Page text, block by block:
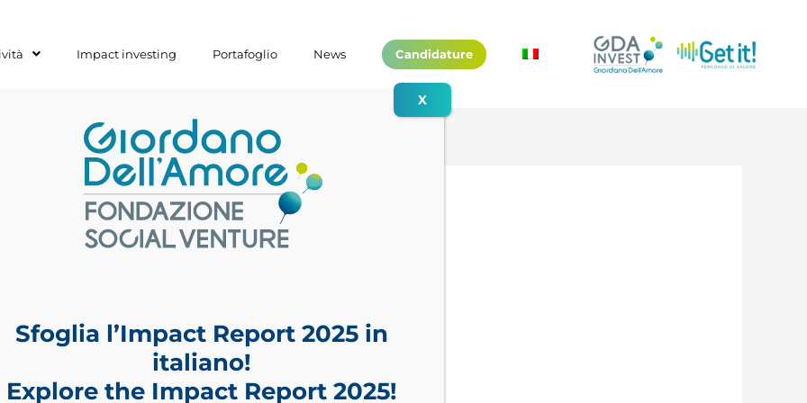
Impact investing Portafoglio News Candidature
Sfoglia l’Impact Report 2025 in
italiano!
Explore the Impact Report 2025!